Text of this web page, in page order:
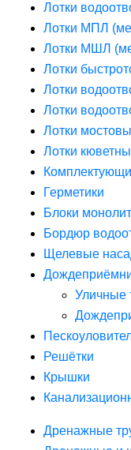
Лотки
Лотки МПЛ
Лотки МШЛ
Лотки
Лотки
Лотки
Лотки
Лотки
Герметики
Блоки
Бордюр
Щелевые
Уличные
Решётки
Крышки
Дренажные